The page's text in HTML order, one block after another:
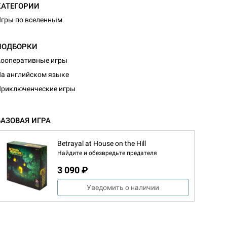
по вселенным
игры
английском языке
игры
ИГРА
Betrayal at House on the Hill
Найдите и обезвредьте предателя
3 090 ₽
Уведомить о наличии